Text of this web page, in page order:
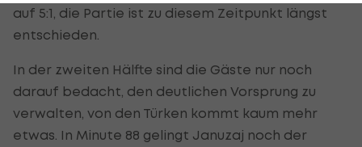
auf 5:1, die Partie ist zu diesem Zeitpunkt längst
entschieden.
In der zweiten Hälfte sind die Gäste nur noch
darauf bedacht, den deutlichen Vorsprung zu
verwalten, von den Türken kommt kaum mehr
etwas. In Minute 88 gelingt Januzaj noch der